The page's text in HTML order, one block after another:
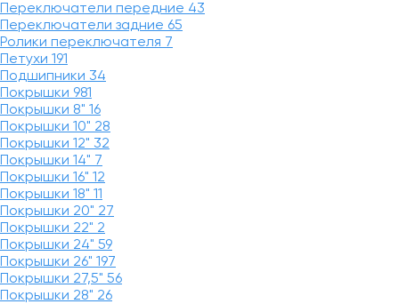
Переключатели передние 43
Переключатели задние 65
Ролики переключателя 7
Петухи 191
Подшипники 34
Покрышки 981
Покрышки 8" 16
Покрышки 10" 28
Покрышки 12" 32
Покрышки 14" 7
Покрышки 16" 12
Покрышки 18" 11
Покрышки 20" 27
Покрышки 22" 2
Покрышки 24" 59
Покрышки 26" 197
Покрышки 27,5" 56
Покрышки 28" 26